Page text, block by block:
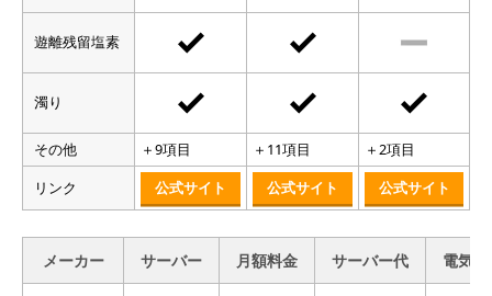
遊離残留塩素
濁り
その他 ＋9項目 ＋11項目
＋2項目
リンク
公式サイト 公式サイト 公式サイト
メーカー サーバー 月額料金 サーバー代 電気代